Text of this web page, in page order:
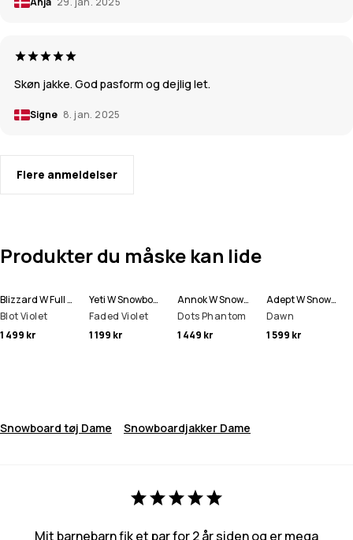
Skøn jakke. God pasform og dejlig let.
Signe 8. jan. 2025
Flere anmeldelser
Produkter du måske kan lide
Blizzard W Full Zip Snowboardjakke Dame
Blot Violet
1 499 kr
Yeti W Snowboardjakke Dame
Faded Violet
1 199 kr
Annok W Snowboardjakke Dame
Dots Phantom
1 449 kr
Adept W Snowboardjakke Dame
Dawn
1 599 kr
Snowboard tøj Dame Snowboardjakker Dame
Mit barnebarn fik et par for 2 år siden og er mega